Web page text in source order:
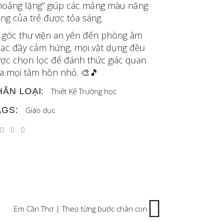
lặng” giúp các mảng màu năng
của trẻ được tỏa sáng.
góc thư viện an yên đến phòng âm
đầy cảm hứng, mọi vật dụng đều
chọn lọc để đánh thức giác quan
mọi tâm hồn nhỏ. 🎨🎵
LOẠI: Thiết Kế Trường học
Giáo dục
Em Cần Thơ | Theo từng bước chân con